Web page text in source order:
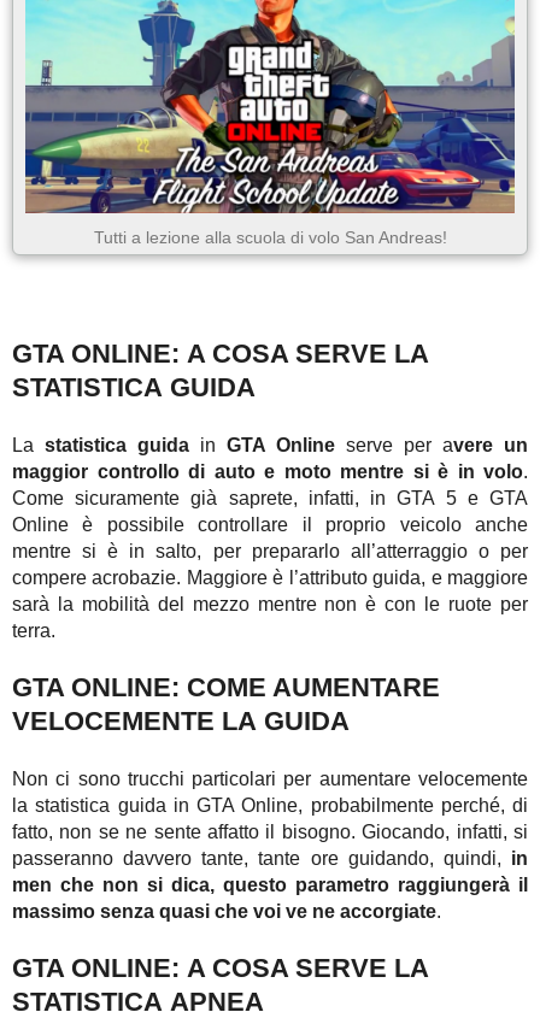
Tutti a lezione alla scuola di volo San Andreas!
GTA ONLINE: A COSA SERVE LA
STATISTICA GUIDA
La statistica guida in GTA Online serve per avere un
maggior controllo di auto e moto mentre si è in volo.
Come sicuramente già saprete, infatti, in GTA 5 e GTA
Online è possibile controllare il proprio veicolo anche
mentre si è in salto, per prepararlo all’atterraggio o per
compere acrobazie. Maggiore è l’attributo guida, e maggiore
sarà la mobilità del mezzo mentre non è con le ruote per
terra.
GTA ONLINE: COME AUMENTARE
VELOCEMENTE LA GUIDA
Non ci sono trucchi particolari per aumentare velocemente
la statistica guida in GTA Online, probabilmente perché, di
fatto, non se ne sente affatto il bisogno. Giocando, infatti, si
passeranno davvero tante, tante ore guidando, quindi, in
men che non si dica, questo parametro raggiungerà il
massimo senza quasi che voi ve ne accorgiate.
GTA ONLINE: A COSA SERVE LA
STATISTICA APNEA